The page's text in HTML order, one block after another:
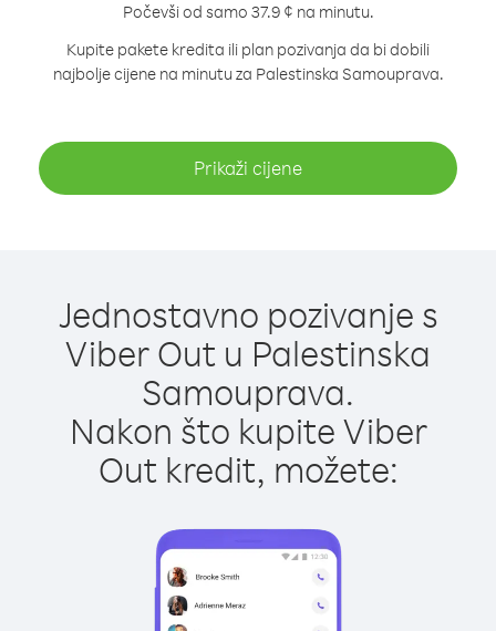
Počevši od samo 37.9 ¢ na minutu.
Kupite pakete kredita ili plan pozivanja da bi dobili
najbolje cijene na minutu za Palestinska Samouprava.
Prikaži cijene
Jednostavno pozivanje s
Viber Out u Palestinska
Samouprava.
Nakon što kupite Viber
Out kredit, možete: